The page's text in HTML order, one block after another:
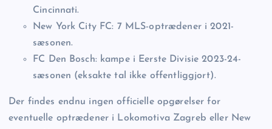
Cincinnati.
New York City FC: 7 MLS-optrædener i 2021-
sæsonen.
FC Den Bosch: kampe i Eerste Divisie 2023-24-
sæsonen (eksakte tal ikke offentliggjort).
Der findes endnu ingen officielle opgørelser for
eventuelle optrædener i Lokomotiva Zagreb eller New